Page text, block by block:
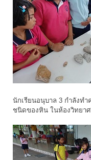
นักเรียนอนุบาล 3 กำลังท
ชนิดของหิน ในห้องวิทยา